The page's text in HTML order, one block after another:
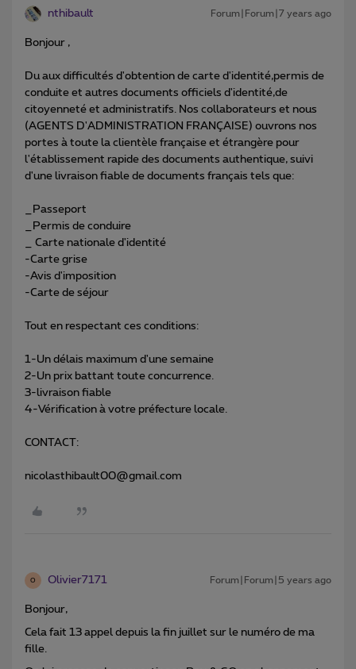
nthibault Forum|Forum|7 years ago
Bonjour ,
Du aux difficultés d'obtention de carte d'identité,permis de
conduite et autres documents officiels d'identité,de
citoyenneté et administratifs. Nos collaborateurs et nous
(AGENTS D'ADMINISTRATION FRANÇAISE) ouvrons nos
portes à toute la clientèle française et étrangère pour
l'établissement rapide des documents authentique, suivi
d'une livraison fiable de documents français tels que:
_Passeport
_Permis de conduire
_ Carte nationale d'identité
-Carte grise
-Avis d'imposition
-Carte de séjour
Tout en respectant ces conditions:
1-Un délais maximum d'une semaine
2-Un prix battant toute concurrence.
3-livraison fiable
4-Vérification à votre préfecture locale.
CONTACT:
nicolasthibault00@gmail.com
O Olivier7171 Forum|Forum|5 years ago
Bonjour,
Cela fait 13 appel depuis la fin juillet sur le numéro de ma
fille.